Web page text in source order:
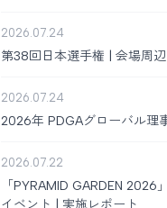
2026.07.24
第38回日本選手権 | 会場周
2026.07.24
2026年 PDGAグローバル理
2026.07.22
「PYRAMID GARDEN
イベント | 実施レポート